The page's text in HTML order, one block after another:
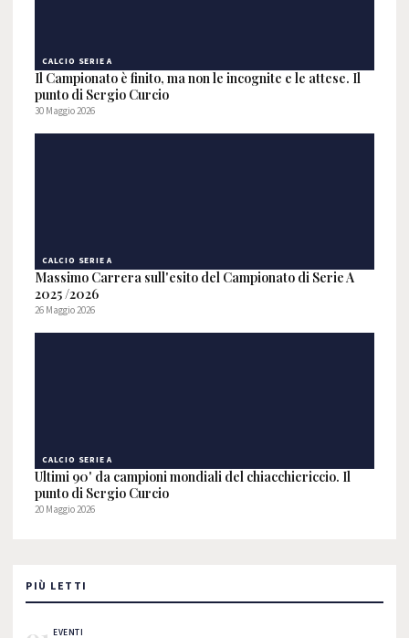
CALCIO SERIE A
Il Campionato è finito, ma non le incognite e le attese. Il
punto di Sergio Curcio
30 Maggio 2026
CALCIO SERIE A
Massimo Carrera sull'esito del Campionato di Serie A
2025 /2026
26 Maggio 2026
CALCIO SERIE A
Ultimi 90' da campioni mondiali del chiacchiericcio. Il
punto di Sergio Curcio
20 Maggio 2026
PIÙ LETTI
EVENTI